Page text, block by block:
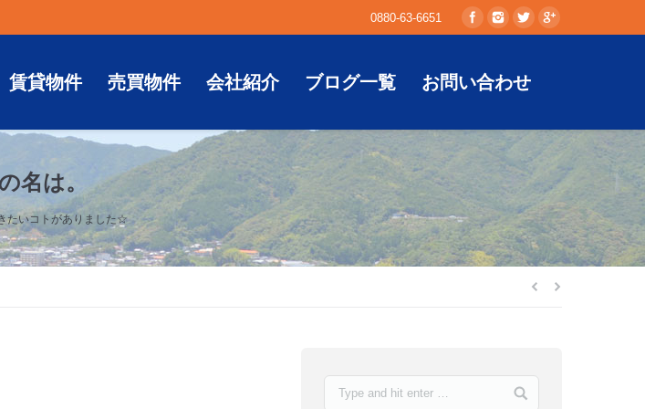
0880-63-6651
賃貸物件 売買物件 会社紹介 ブログ一覧 お問い合わせ
名は。
たいコトがありました☆